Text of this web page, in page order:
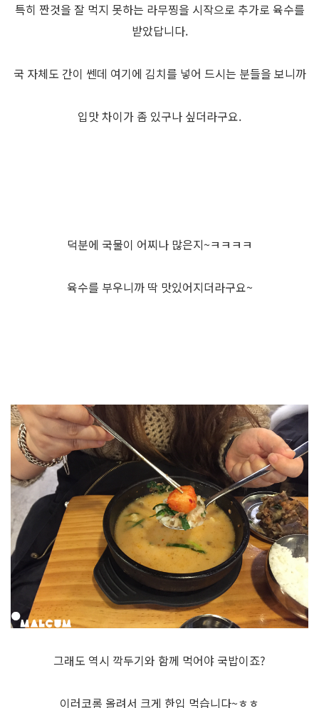
특히 짠것을 잘 먹지 못하는 라무찡을 시작으로 추가로 육수를
받았답니다.
국 자체도 간이 쎈데 여기에 김치를 넣어 드시는 분들을 보니까
입맛 차이가 좀 있구나 싶더라구요.
덕분에 국물이 어찌나 많은지~ㅋㅋㅋㅋ
육수를 부우니까 딱 맛있어지더라구요~
그래도 역시 깍두기와 함께 먹어야 국밥이죠?
이러코롬 올려서 크게 한입 먹습니다~ㅎㅎ